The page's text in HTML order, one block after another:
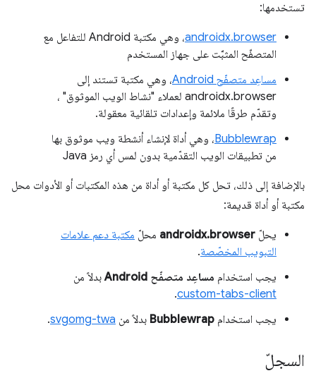
تستخدمها:
androidx.browser
، وهي مكتبة Android للتفاعل مع
المتصفّح المثبَّت على جهاز المستخدم
مساعِد متصفّح Android
، وهي مكتبة تستند إلى
androidx.browser لعملاء "نشاط الويب الموثوق" ،
وتقدّم طرقًا ملائمة وإعدادات تلقائية معقولة.
Bubblewrap، وهي أداة لإنشاء أنشطة ويب موثوق بها
من تطبيقات الويب التقدّمية بدون لمس أي رمز Java
بالإضافة إلى ذلك، تحل كل مكتبة أو أداة من هذه المكتبات أو الأدوات محل
مكتبة أو أداة قديمة:
يحلّ androidx.browser محلّ مكتبة دعم علامات
التبويب المخصّصة.
يجب استخدام مساعِد متصفّح Android
بدلاً من
custom-tabs-client
.
يجب استخدام Bubblewrap بدلاً من svgomg-twa
.
السجلّ